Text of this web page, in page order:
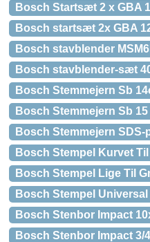
Bosch Startsæt 2 x GBA
Bosch startsæt 2x GBA
Bosch stavblender
Bosch stavblender-sæt
Bosch Stemmejern Sb
Bosch Stemmejern Sb
Bosch Stemmejern SDS-
Bosch Stempel Kurvet Til
Bosch Stempel Lige Til
Bosch Stempel Universal
Bosch Stenbor Impact
Bosch Stenbor Impact 3/